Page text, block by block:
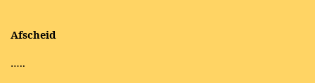
Afscheid
…..